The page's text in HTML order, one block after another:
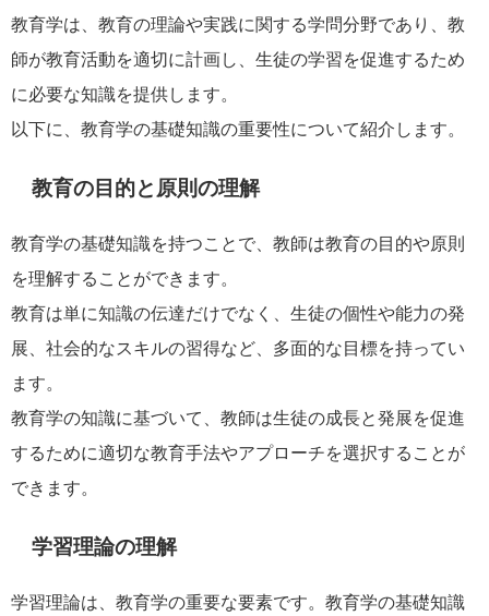
教育学は、教育の理論や実践に関する学問分野であり、教
師が教育活動を適切に計画し、生徒の学習を促進するため
に必要な知識を提供します。
以下に、教育学の基礎知識の重要性について紹介します。
教育の目的と原則の理解
教育学の基礎知識を持つことで、教師は教育の目的や原則
を理解することができます。
教育は単に知識の伝達だけでなく、生徒の個性や能力の発
展、社会的なスキルの習得など、多面的な目標を持ってい
ます。
教育学の知識に基づいて、教師は生徒の成長と発展を促進
するために適切な教育手法やアプローチを選択することが
できます。
学習理論の理解
学習理論は、教育学の重要な要素です。教育学の基礎知識